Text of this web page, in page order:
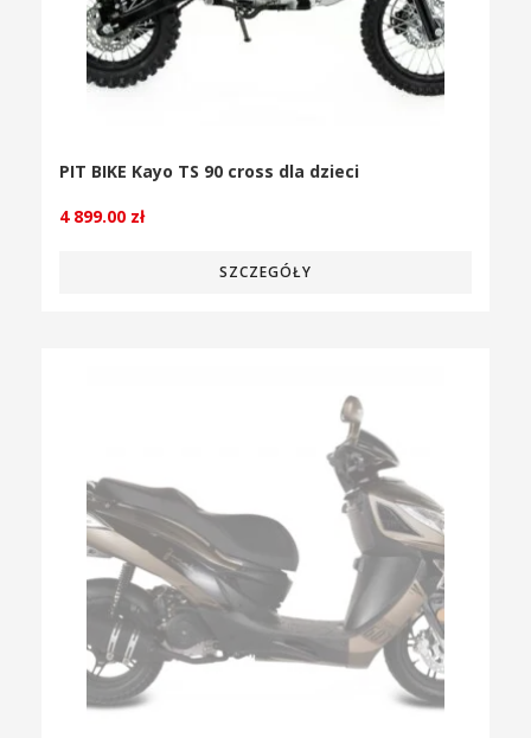
PIT BIKE Kayo TS 90 cross dla dzieci
4 899.00 zł
SZCZEGÓŁY